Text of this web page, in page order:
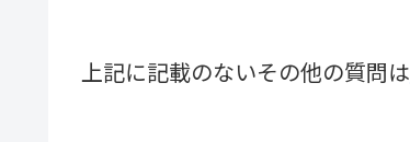
上記に記載のないその他の質問は